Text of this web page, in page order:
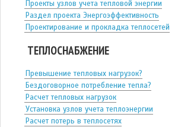
Проекты узлов учета тепловой энергии
Раздел проекта Энергоэффективность
Проектирование и прокладка теплосетей
ТЕПЛОСНАБЖЕНИЕ
Превышение тепловых нагрузок?
Бездоговорное потребление тепла?
Расчет тепловых нагрузок
Установка узлов учета теплоэнергии
Расчет потерь в теплосетях